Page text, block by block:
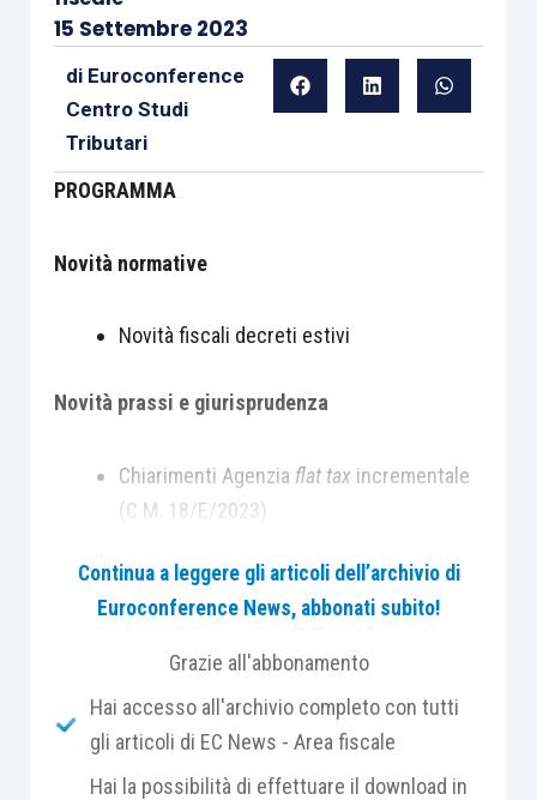
15 Settembre 2023
di Euroconference
Centro Studi
Tributari
PROGRAMMA
Novità normative
Novità fiscali decreti estivi
Novità prassi e giurisprudenza
Chiarimenti Agenzia flat taxincrementale
(C.M. 18/E/2023)
estate 2023
Rassegna giurisprudenza estate 2023
CORPO DOCENTE
Continua a leggere gli articoli dell’archivio di
Euroconference News, abbonati subito!
Grazie all'abbonamento
Hai accesso all'archivio completo con tutti
gli articoli di EC News - Area fiscale
Hai la possibilità di effettuare il download in